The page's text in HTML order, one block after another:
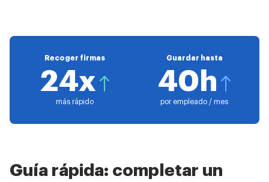
Recoger firmas
24x
más rápido
Guardar hasta
40h
por empleado / mes
Guía rápida: completar un